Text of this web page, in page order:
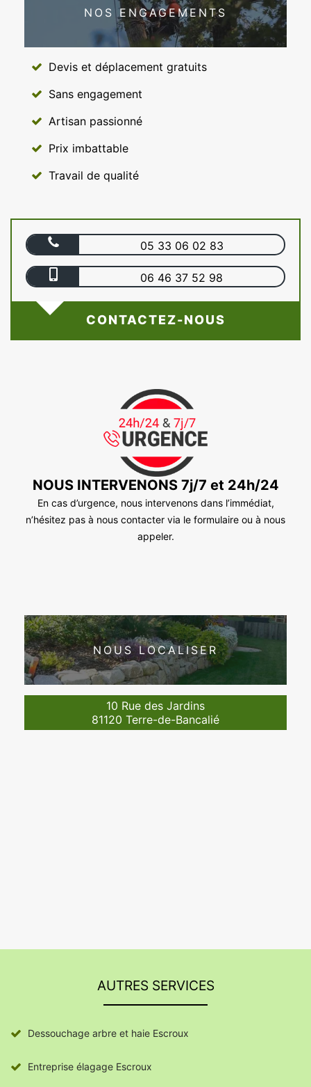
NOS ENGAGEMENTS
Devis et déplacement gratuits
Sans engagement
Artisan passionné
Prix imbattable
Travail de qualité
05 33 06 02 83
06 46 37 52 98
CONTACTEZ-NOUS
NOUS INTERVENONS 7j/7 et 24h/24
En cas d’urgence, nous intervenons dans l’immédiat,
n’hésitez pas à nous contacter via le formulaire ou à nous
appeler.
NOUS LOCALISER
10 Rue des Jardins
81120 Terre-de-Bancalié
AUTRES SERVICES
Dessouchage arbre et haie Escroux
Entreprise élagage Escroux